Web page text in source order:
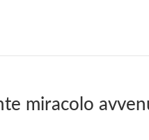
miracolo